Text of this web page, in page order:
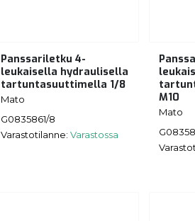
Panssariletku 4-
leukaisella hydraulisella
tartuntasuuttimella 1/8
Mato
G0835861/8
Varastotilanne: Varastossa
M10
Mato